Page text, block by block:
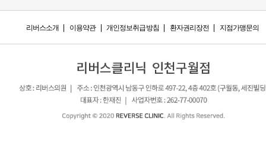
리버스소개 이용약관 개인정보취급방침 환자권리장전 지점가맹문의